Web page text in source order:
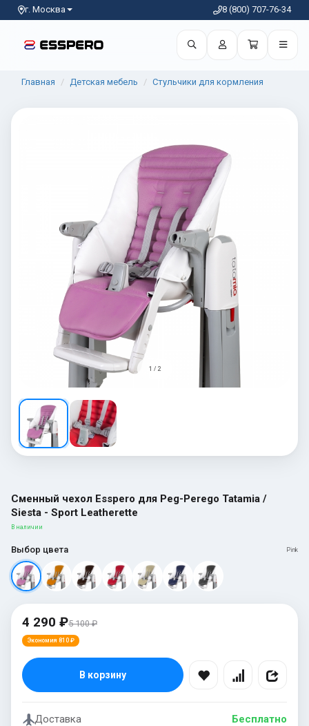
г. Москва 8 (800) 707-76-34
Главная Детская мебель Стульчики для кормления
1 / 2
Сменный чехол Esspero для Peg-Perego Tatamia /
Siesta - Sport Leatherette
В наличии
Выбор цвета Pink
4 290 ₽5 100 ₽
Экономия 810 ₽
В корзину
Доставка Бесплатно